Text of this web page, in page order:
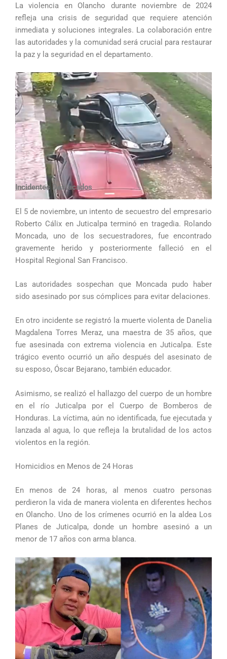
La violencia en Olancho durante noviembre de 2024
refleja una crisis de seguridad que requiere atención
inmediata y soluciones integrales. La colaboración entre
las autoridades y la comunidad será crucial para restaurar
la paz y la seguridad en el departamento.
Incidentes Destacados
El 5 de noviembre, un intento de secuestro del empresario
Roberto Cálix en Juticalpa terminó en tragedia. Rolando
Moncada, uno de los secuestradores, fue encontrado
gravemente herido y posteriormente falleció en el
Hospital Regional San Francisco.
Las autoridades sospechan que Moncada pudo haber
sido asesinado por sus cómplices para evitar delaciones.
En otro incidente se registró la muerte violenta de Danelia
Magdalena Torres Meraz, una maestra de 35 años, que
fue asesinada con extrema violencia en Juticalpa. Este
trágico evento ocurrió un año después del asesinato de
su esposo, Óscar Bejarano, también educador.
Asimismo, se realizó el hallazgo del cuerpo de un hombre
en el río Juticalpa por el Cuerpo de Bomberos de
Honduras. La víctima, aún no identificada, fue ejecutada y
lanzada al agua, lo que refleja la brutalidad de los actos
violentos en la región.
Homicidios en Menos de 24 Horas
En menos de 24 horas, al menos cuatro personas
perdieron la vida de manera violenta en diferentes hechos
en Olancho. Uno de los crímenes ocurrió en la aldea Los
Planes de Juticalpa, donde un hombre asesinó a un
menor de 17 años con arma blanca.